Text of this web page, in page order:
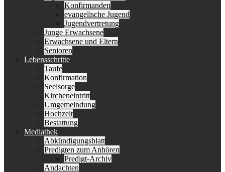
Konfirmanden
evangelische Jugend
Jugendvertretung
Junge Erwachsene
Erwachsene und Eltern
Senioren
Lebensschritte
Taufe
Konfirmation
Seelsorge
Kircheneintritt
Umgemeindung
Hochzeit
Bestattung
Mediathek
Abkündigungsblatt
Predigten zum Anhören
Predigt-Archiv
Andachten